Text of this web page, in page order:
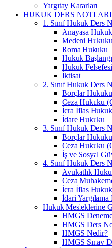
Yargıtay Kararları
HUKUK DERS NOTLARI
1. Sınıf Hukuk Ders
Anayasa
Medeni Hukuku
Roma Hukuku
Hukuk
Hukuk
İktisat
2. Sınıf Hukuk Ders
Borçlar
Ceza Hukuku
İcra İflas
İdare Hukuku
3. Sınıf Hukuk Ders
Borçlar
Ceza Hukuku
İş ve Sosyal
4. Sınıf Hukuk Ders
Avukatlık
Ceza
İcra İflas
İdari
Hukuk Mesleklerine
HMGS Deneme
HMGS Ders
HMGS Nedir?
HMGS Sınav